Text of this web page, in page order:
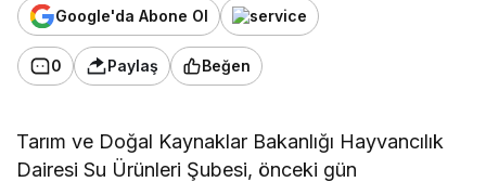
Google'da Abone Ol
0 Paylaş Beğen
Tarım ve Doğal Kaynaklar Bakanlığı Hayvancılık
Dairesi Su Ürünleri Şubesi, önceki gün